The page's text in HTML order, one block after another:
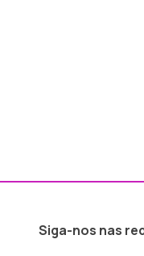
Siga-nos nas